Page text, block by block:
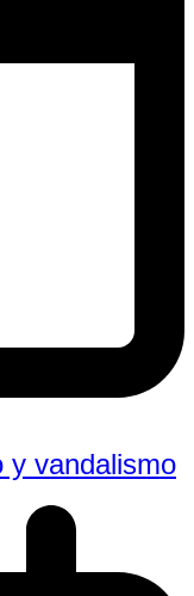
y vandalismo